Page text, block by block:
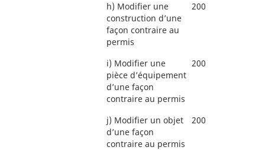
h) Modifier une
construction d’une
façon contraire au
permis
200
i) Modifier une
pièce d’équipement
d’une façon
contraire au permis
200
j) Modifier un objet
d’une façon
contraire au permis
200